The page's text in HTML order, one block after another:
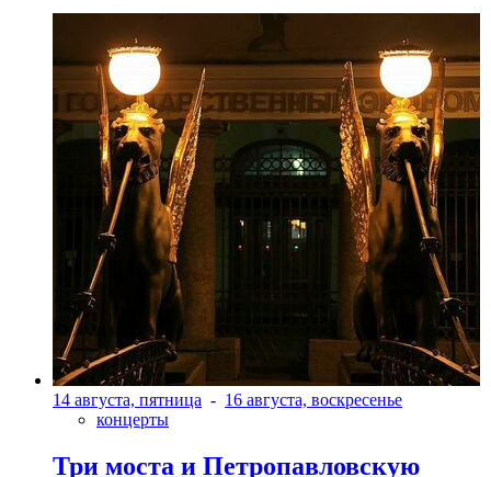
14 августа, пятница - 16 августа, воскресенье
концерты
Три моста и Петропавловскую